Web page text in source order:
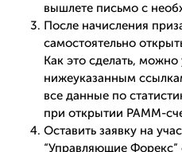
вышлете письмо с
После начисления
самостоятельно
Как это сделать, можно
нижеуказанным
все данные по
при открытии PAMM-
Оставить заявку на
“Управляющие